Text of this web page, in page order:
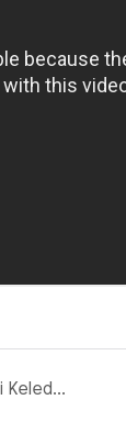
Panduan Terbaik untuk Memilih Topi Keledar Motosikal Terbaik1